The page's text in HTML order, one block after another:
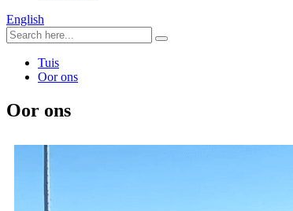
English
Tuis
Oor ons
Oor ons